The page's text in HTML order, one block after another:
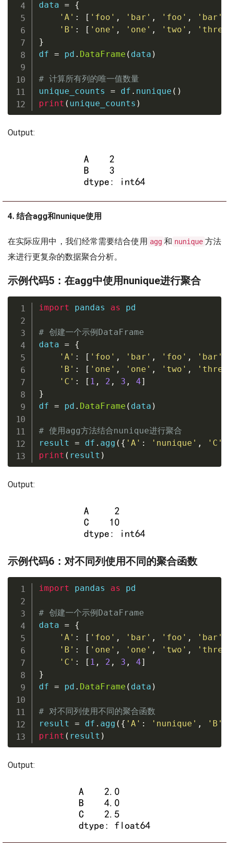
data =
{
'A' : [ 'foo' , 'bar' , 'foo' , 'bar'
'B' : [ 'one' , 'one' , 'two' ,
}
df = pd . DataFrame ( data )
# 计算所有列的唯一值数量
unique_counts = df . nunique ( )
print ( unique_counts )
Output:
4. 结合agg和nunique使用
在实际应用中，我们经常需要结合使用 agg 和 nunique 方法
来进行更复杂的数据聚合分析。
示例代码5：在agg中使用nunique进行聚合
import pandas as pd
# 创建一个示例DataFrame
data =
{
'A' : [ 'foo' , 'bar' , 'foo' , 'bar'
'B' : [ 'one' , 'one' , 'two' ,
'C' : [ 1 , 2 , 3 , 4]
}
df = pd . DataFrame ( data )
# 使用agg方法结合nunique进行聚合
result = df . agg ( { 'A' : 'nunique' , 'C'
print ( result )
Output:
示例代码6：对不同列使用不同的聚合函数
import pandas as pd
# 创建一个示例DataFrame
data =
{
'A' : [ 'foo' , 'bar' , 'foo' , 'bar'
'B' : [ 'one' , 'one' , 'two' ,
'C' : [ 1 , 2 , 3 , 4]
}
df = pd . DataFrame ( data )
# 对不同列使用不同的聚合函数
result = df . agg ( { 'A' : 'nunique' , 'B'
print ( result )
Output: